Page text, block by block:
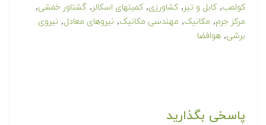
کولمب,کابل و تیر,کشاورزی,کمیتهای اسکالر, گشتاور خمشی,
مرکز جرم, مکانیک, مهندسی مکانیک, نیروهای معادل, نیروی
برشی, هوافضا
پاسخی بگذارید